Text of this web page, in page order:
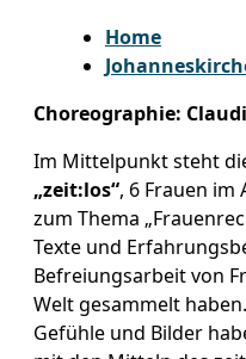
Home
Choreographie:
Im Mittelpunkt steht
„zeit:los“, 6 Frauen im
zum Thema
Texte und
Befreiungsarbeit von
Welt gesammelt
Gefühle und Bilder